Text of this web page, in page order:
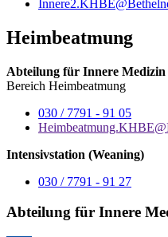
Heimbeatmung
Abteilung für Innere
Bereich Heimbeatmung
030 / 7791 - 91 05
Intensivstation (Weaning)
030 / 7791 - 91 27
Abteilung für Innere